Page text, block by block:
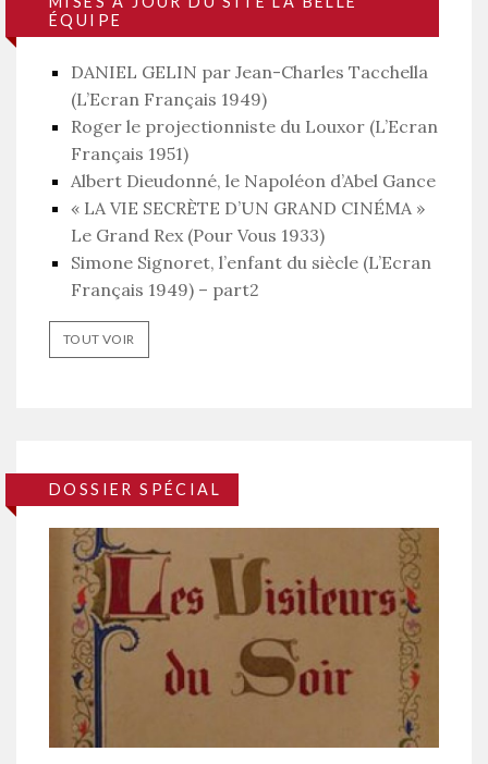
ÉQUIPE
DANIEL GELIN par Jean-Charles Tacchella
(L’Ecran Français 1949)
Roger le projectionniste du Louxor (L’Ecran
Français 1951)
Albert Dieudonné, le Napoléon d’Abel Gance
« LA VIE SECRÈTE D’UN GRAND CINÉMA »
Le Grand Rex (Pour Vous 1933)
Simone Signoret, l’enfant du siècle (L’Ecran
Français 1949) – part2
TOUT VOIR
DOSSIER SPÉCIAL